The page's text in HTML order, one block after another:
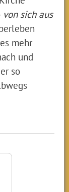
von sich aus
mehr
und
so